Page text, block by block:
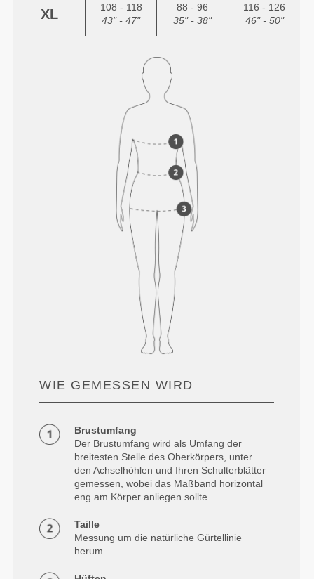
XL
108 - 118
43" - 47"
88 - 96
35" - 38"
116 - 126
46" - 50"
WIE GEMESSEN WIRD
Brustumfang
Der Brustumfang wird als Umfang der
breitesten Stelle des Oberkörpers, unter
den Achselhöhlen und Ihren Schulterblätter
gemessen, wobei das Maßband horizontal
eng am Körper anliegen sollte.
Taille
Messung um die natürliche Gürtellinie
herum.